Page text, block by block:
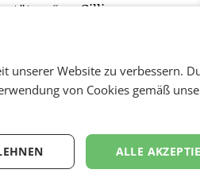
so Gillissen
unserer Website zu verbessern.
von Cookies gemäß
ALLE